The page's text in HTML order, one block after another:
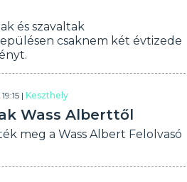
és szavaltak
csaknem két évtizede
|Keszthely
Wass Alberttől
meg a Wass Albert Felolvasó